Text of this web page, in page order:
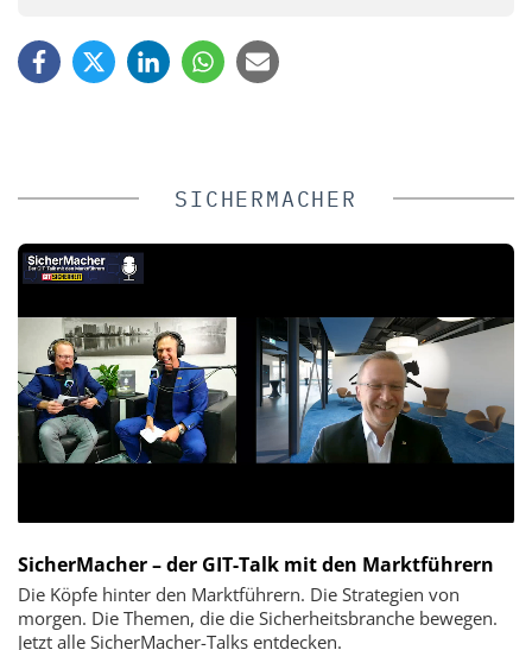
SICHERMACHER
SicherMacher – der GIT-Talk mit den Marktführern
Die Köpfe hinter den Marktführern. Die Strategien von
morgen. Die Themen, die die Sicherheitsbranche bewegen.
Jetzt alle SicherMacher-Talks entdecken.